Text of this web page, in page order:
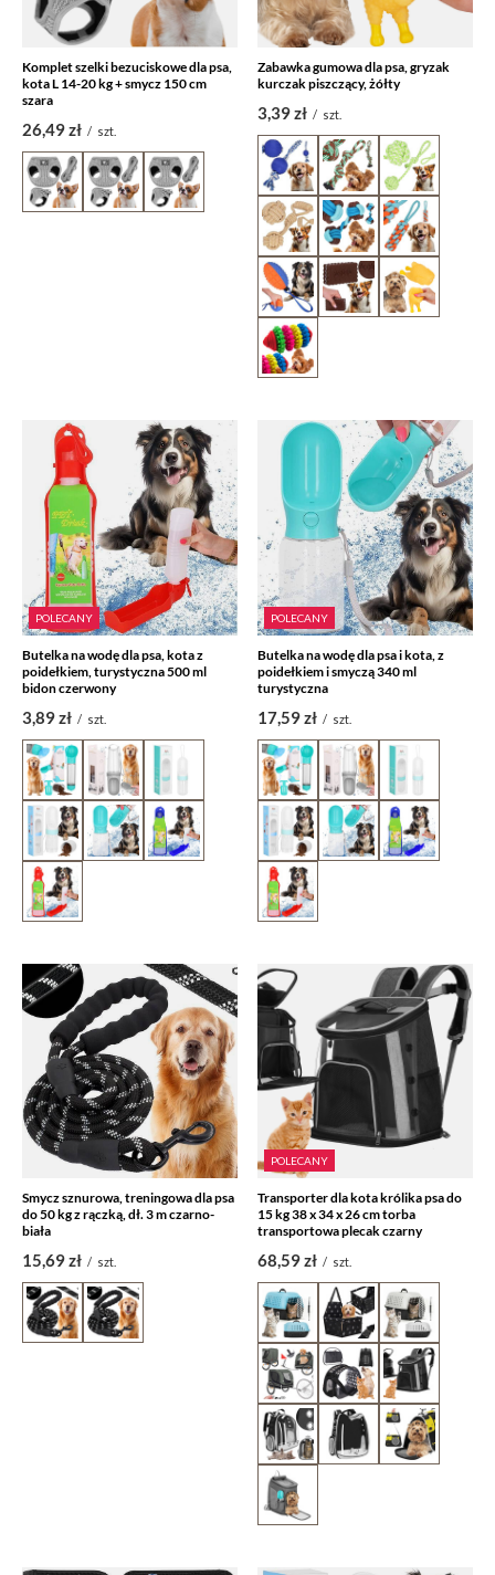
Komplet szelki bezuciskowe dla psa,
kota L 14-20 kg + smycz 150 cm
szara
26,49 zł / szt.
Zabawka gumowa dla psa, gryzak
kurczak piszczący, żółty
3,39 zł / szt.
POLECANY
Butelka na wodę dla psa, kota z
poidełkiem, turystyczna 500 ml
bidon czerwony
3,89 zł / szt.
POLECANY
Butelka na wodę dla psa i kota, z
poidełkiem i smyczą 340 ml
turystyczna
17,59 zł / szt.
Smycz sznurowa, treningowa dla psa
do 50 kg z rączką, dł. 3 m czarno-
biała
15,69 zł / szt.
POLECANY
Transporter dla kota królika psa do
15 kg 38 x 34 x 26 cm torba
transportowa plecak czarny
68,59 zł / szt.